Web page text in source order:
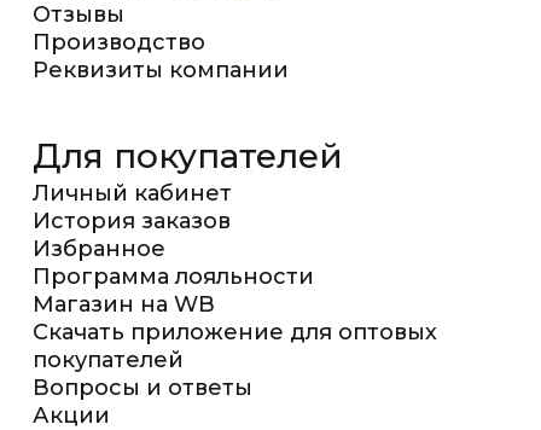
Отзывы
Производство
Реквизиты компании
Для покупателей
Личный кабинет
История заказов
Избранное
Программа лояльности
Магазин на WB
Скачать приложение для оптовых
покупателей
Вопросы и ответы
Акции